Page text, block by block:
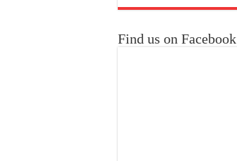
Find us on Facebook